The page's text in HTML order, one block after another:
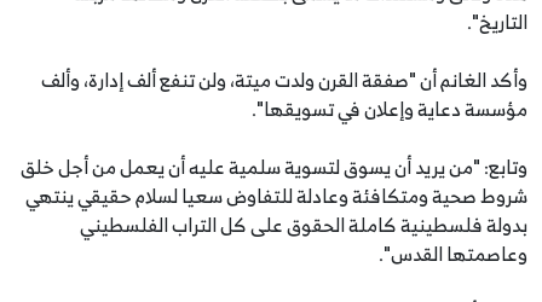
التاريخ".
وأكد الغانم أن "صفقة القرن ولدت ميتة، ولن تنفع ألف إدارة، وألف
مؤسسة دعاية وإعلان في تسويقها".
وتابع: "من يريد أن يسوق لتسوية سلمية عليه أن يعمل من أجل خلق
شروط صحية ومتكافئة وعادلة للتفاوض سعيا لسلام حقيقي ينتهي
بدولة فلسطينية كاملة الحقوق على كل التراب الفلسطيني
وعاصمتها القدس".